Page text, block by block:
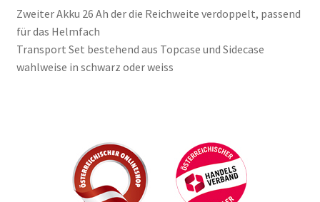
Zweiter Akku 26 Ah der die Reichweite verdoppelt, passend
für das Helmfach
Transport Set bestehend aus Topcase und Sidecase
wahlweise in schwarz oder weiss